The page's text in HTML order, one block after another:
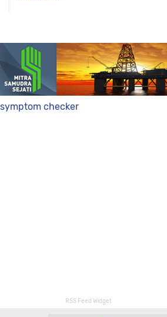
symptom checker
RSS Feed Widget